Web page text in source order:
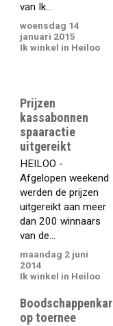
van Ik...
woensdag 14
januari 2015
Ik winkel in Heiloo
Prijzen
kassabonnen
spaaractie
uitgereikt
HEILOO -
Afgelopen weekend
werden de prijzen
uitgereikt aan meer
dan 200 winnaars
van de...
maandag 2 juni
2014
Ik winkel in Heiloo
Boodschappenkar
op toernee